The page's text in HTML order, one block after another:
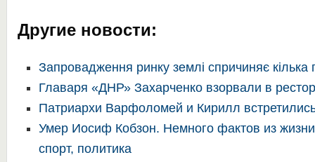
Другие новости:
Запровадження ринку землі спричиняє кілька
Главаря «ДНР» Захарченко взорвали в
Патриархи Варфоломей и Кирилл
Умер Иосиф Кобзон. Немного фактов из
спорт, политика